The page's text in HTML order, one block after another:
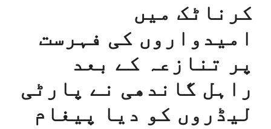
کرناٹک میں
امیدواروں کی فہرست
پر تنازعہ کے بعد
راہل گاندھی نے پارٹی
لیڈروں کو دیا پیغام